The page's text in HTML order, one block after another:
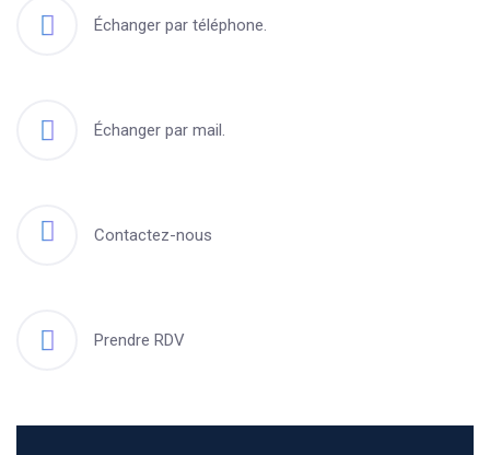
Échanger par téléphone.
Échanger par mail.
Contactez-nous
Prendre RDV